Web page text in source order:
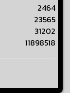
2464
23565
31202
11898518